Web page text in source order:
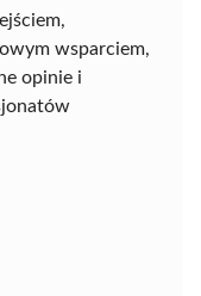
wsparciem,
opinie i